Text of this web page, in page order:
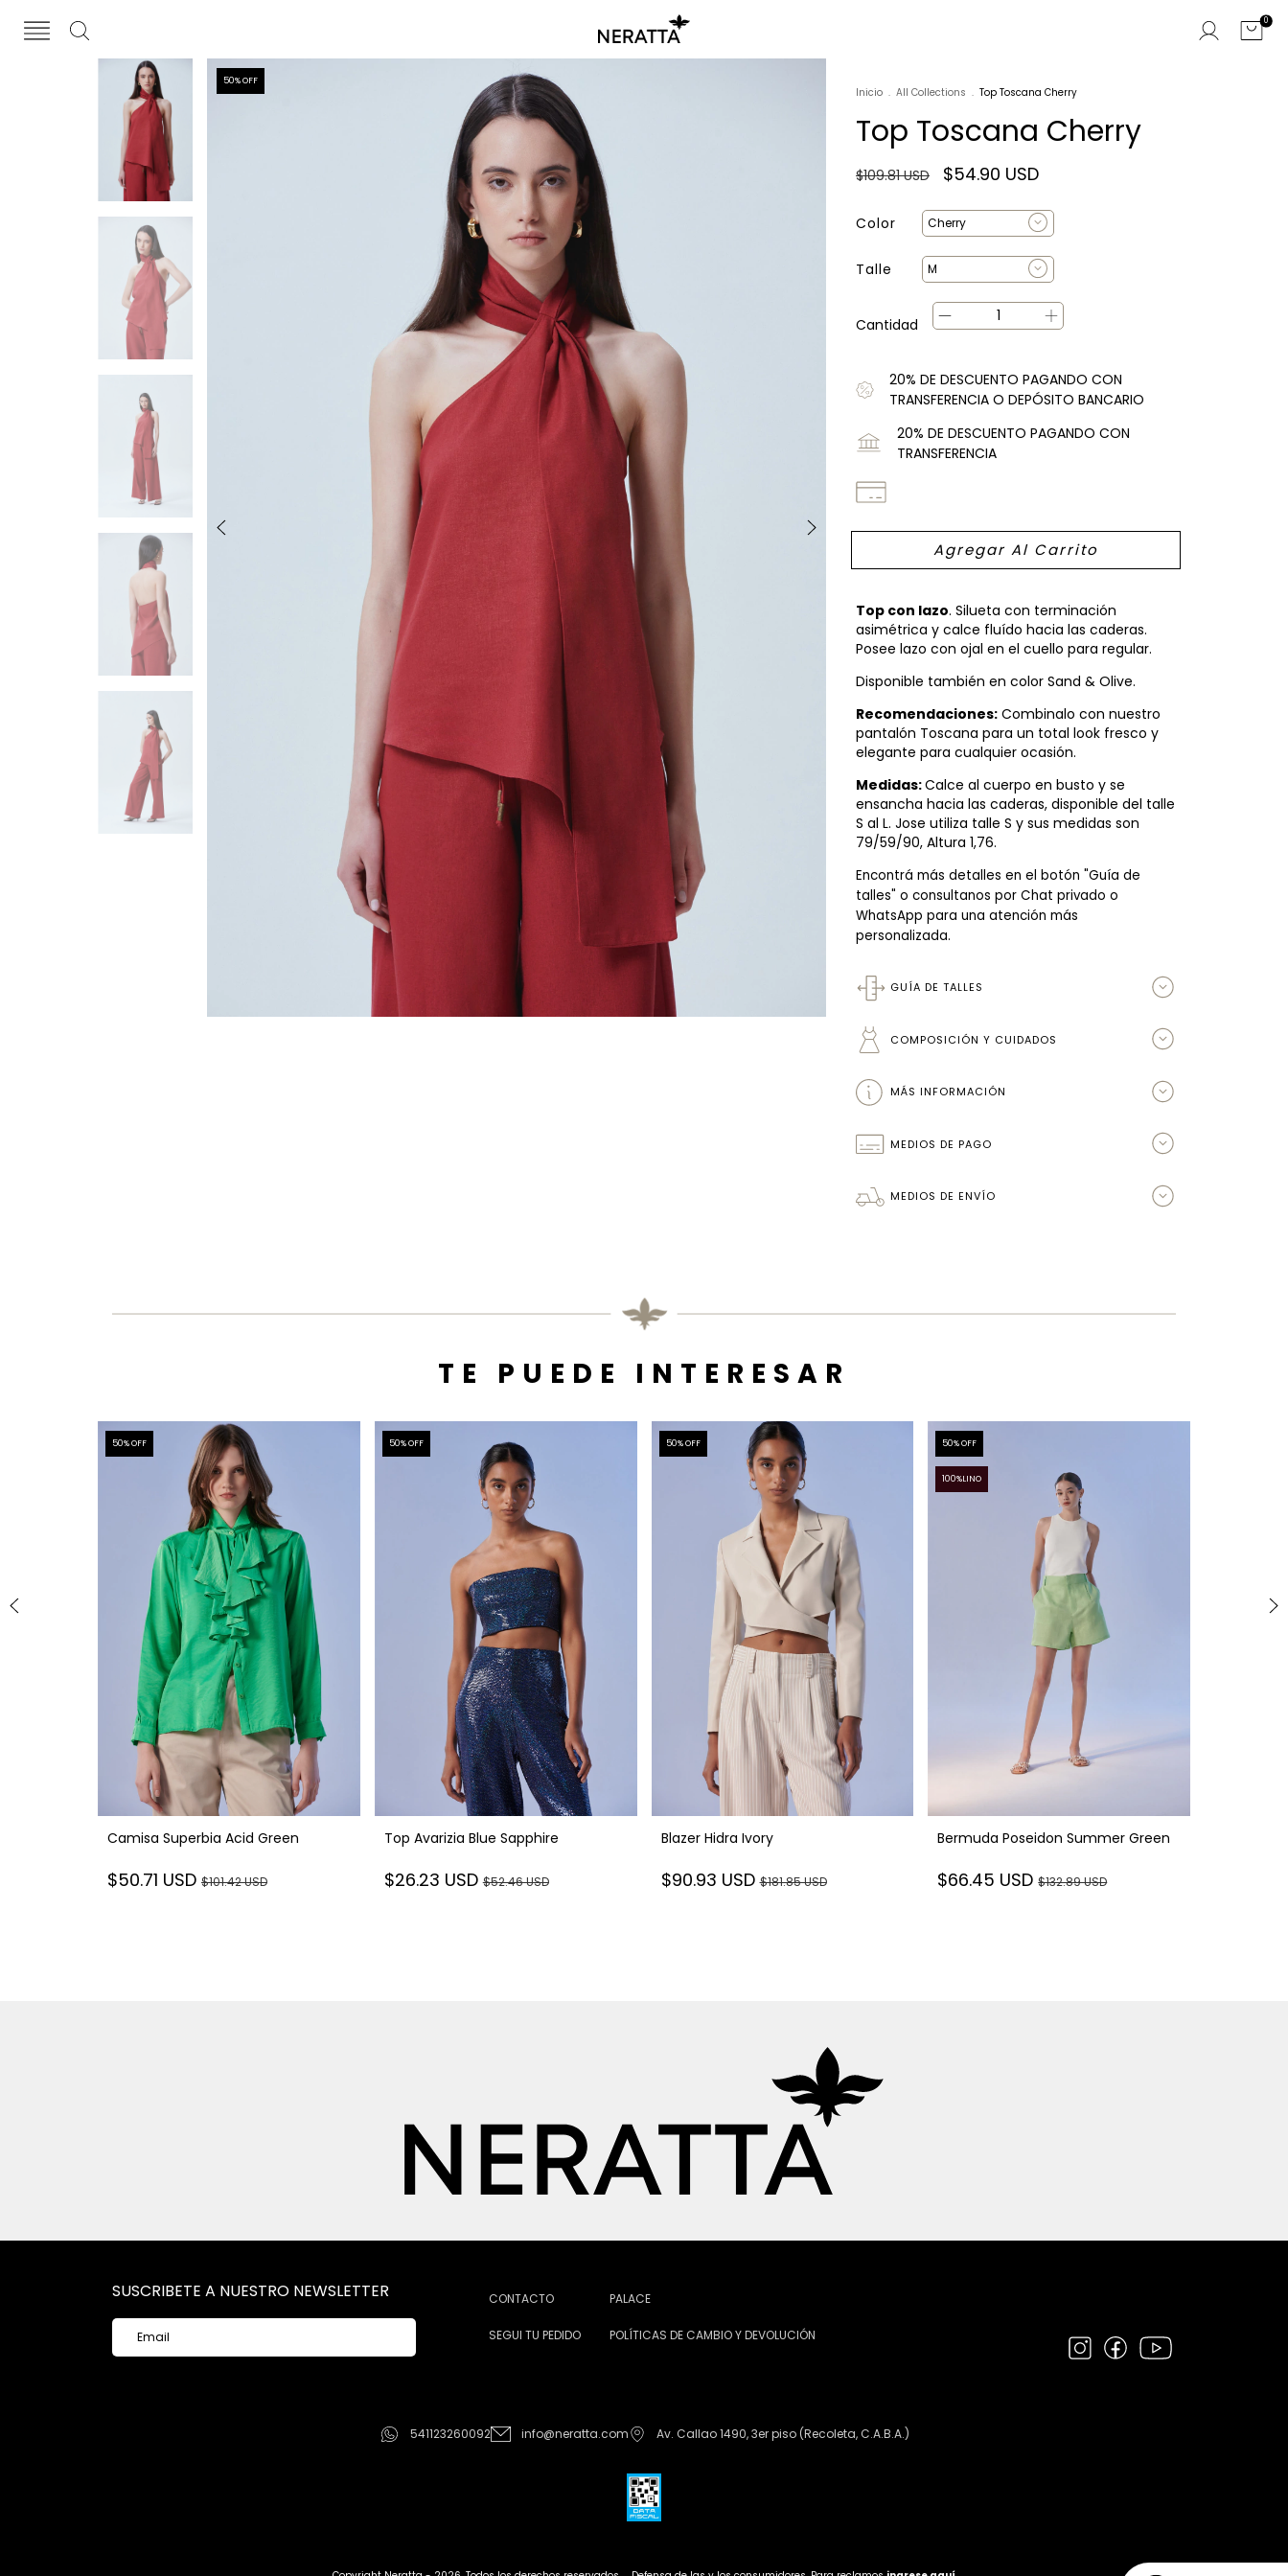
0
50% OFF
Inicio . All Collections . Top Toscana Cherry
Top Toscana Cherry
$109.81 USD $54.90 USD
Color
Talle
Cantidad
20% DE DESCUENTO PAGANDO CON
TRANSFERENCIA O DEPÓSITO BANCARIO
20% DE DESCUENTO PAGANDO CON
TRANSFERENCIA
Top con lazo. Silueta con terminación
asimétrica y calce fluído hacia las caderas.
Posee lazo con ojal en el cuello para regular.
Disponible también en color Sand & Olive.
Recomendaciones: Combinalo con nuestro
pantalón Toscana para un total look fresco y
elegante para cualquier ocasión.
Medidas:Calce al cuerpo en busto y se
ensancha hacia las caderas, disponible del talle
S al L. Jose utiliza talle S y sus medidas son
79/59/90, Altura 1,76.
Encontrá más detalles en el botón "Guía de
talles" o consultanos por Chat privado o
WhatsApp para una atención más
personalizada.
GUÍA DE TALLES
COMPOSICIÓN Y CUIDADOS
MÁS INFORMACIÓN
MEDIOS DE PAGO
MEDIOS DE ENVÍO
TE PUEDE INTERESAR
50% OFF
Camisa Superbia Acid Green
$50.71 USD $101.42 USD
50% OFF
Top Avarizia Blue Sapphire
$26.23 USD$52.46 USD
50% OFF
Blazer Hidra Ivory
$90.93 USD$181.85 USD
50% OFF
100%LINO
Bermuda Poseidon Summer Green
$66.45 USD$132.89 USD
SUSCRIBETE A NUESTRO NEWSLETTER CONTACTO PALACE
SEGUI TU PEDIDO POLÍTICAS DE CAMBIO Y DEVOLUCIÓN
541123260092 info@neratta.com Av. Callao 1490, 3er piso (Recoleta, C.A.B.A.)